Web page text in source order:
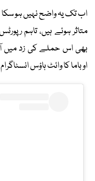
اب تک یہ واضح نہیں ہو
متاثر ہوئے ہیں، تاہم
بھی اس حملے کی زد میں
اوباما کا وائٹ ہاؤس